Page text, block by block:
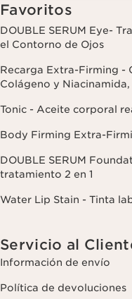
Favoritos
DOUBLE SERUM Eye-
el Contorno de Ojos
Recarga Extra-Firming -
Colágeno y
Tonic - Aceite corporal
Body Firming Extra-
DOUBLE SERUM
tratamiento 2 en 1
Water Lip Stain - Tinta
Servicio al
Información de envío
Política de devoluciones